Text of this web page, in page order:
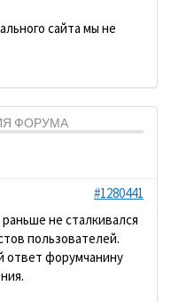
сайта мы не
ФОРУМА
#1280441
не сталкивался
пользователей.
ответ форумчанину